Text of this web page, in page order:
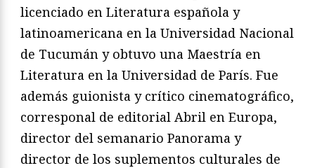
licenciado en Literatura española y
latinoamericana en la Universidad Nacional
de Tucumán y obtuvo una Maestría en
Literatura en la Universidad de París. Fue
además guionista y crítico cinematográfico,
corresponal de editorial Abril en Europa,
director del semanario Panorama y
director de los suplementos culturales de